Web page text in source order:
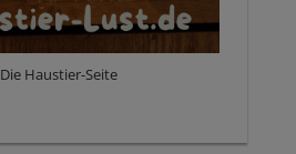
Die Haustier-Seite